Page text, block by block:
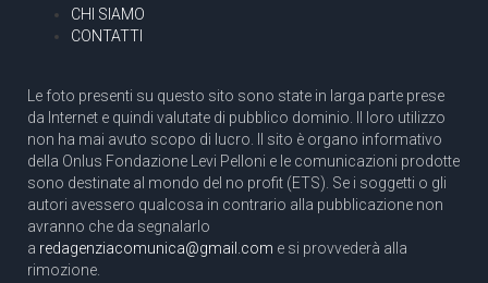
CHI SIAMO
CONTATTI
Le foto presenti su questo sito sono state in larga parte prese
da Internet e quindi valutate di pubblico dominio. Il loro utilizzo
non ha mai avuto scopo di lucro. Il sito è organo informativo
della Onlus Fondazione Levi Pelloni e le comunicazioni prodotte
sono destinate al mondo del no profit (ETS). Se i soggetti o gli
autori avessero qualcosa in contrario alla pubblicazione non
avranno che da segnalarlo
a redagenziacomunica@gmail.com e si provvederà alla
rimozione.